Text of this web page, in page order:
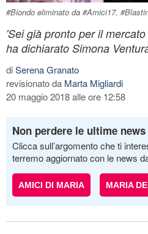
#Biondo eliminato da #Amici17.
'Sei già pronto per il
ha dichiarato Simona
diSerena Granato
revisionato da Marta Migliardi
20 maggio 2018 alle ore 12:58
Non perdere le ultime news
Clicca sull’argomento che ti
terremo aggiornato con le news
AMICI DI MARIA MARIA